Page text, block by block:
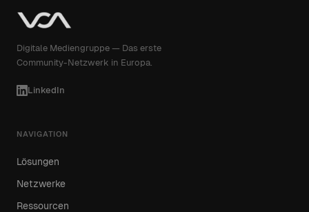
Digitale Mediengruppe — Das erste
Community-Netzwerk in Europa.
LinkedIn
NAVIGATION
Lösungen
Netzwerke
Ressourcen